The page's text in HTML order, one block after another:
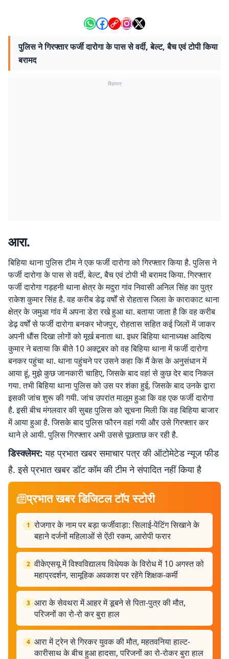
पुलिस ने गिरफ्तार फर्जी दारोगा के पास से वर्दी, बेल्ट, बैच एवं टोपी किया
बरामद
विज्ञापन
आरा.
बिहिया थाना पुलिस टीम ने एक फर्जी दारोगा को गिरफ्तार किया है. पुलिस ने
फर्जी दारोगा के पास से वर्दी, बेल्ट, बैच एवं टोपी भी बरामद किया. गिरफ्तार
फर्जी दारोगा गड़हनी थाना क्षेत्र के मदुरा गांव निवासी अनिल सिंह का पुत्र
राकेश कुमार सिंह है. वह करीब डेढ़ वर्षों से रोहतास जिला के काराकाट थाना
क्षेत्र के जमुआ गांव में अपना डेरा रखे हुआ था. बताया जाता है कि वह करीब
डेढ़ वर्षों से फर्जी दारोगा बनकर भोजपुर, रोहतास सहित कई जिलों में जाकर
अपनी धौंस दिखा लोगों को मूर्ख बनाता था. इधर बिहिया थानाध्यक्ष आदित्य
कुमार ने बताया कि बीते 10 अक्टूबर को वह बिहिया थाना में फर्जी दारोगा
बनकर पहुंचा था. थाना पहुंचने पर उसने कहा कि मैं केस के अनुसंधान में
आया हूं, मुझे कुछ जानकारी चाहिए, जिसके बाद वहां से कुछ देर बाद निकल
गया. तभी बिहिया थाना पुलिस को उस पर शंका हुई, जिसके बाद उनके द्वारा
इसकी जांच शुरू की गयी. जांच उपरांत मालूम हुआ कि वह एक फर्जी दारोगा
है. इसी बीच मंगलवार की सुबह पुलिस को सूचना मिली कि वह बिहिया बाजार
में आया हुआ है. जिसके बाद पुलिस फौरन वहां गयी और उसे गिरफ्तार कर
थाने ले आयी. पुलिस गिरफ्तार अभी उससे पूछताछ कर रही है.
डिस्क्लेमर: यह प्रभात खबर समाचार पत्र की ऑटोमेटेड न्यूज फीड
है. इसे प्रभात खबर डॉट कॉम की टीम ने संपादित नहीं किया है
प्रभात खबर डिजिटल टॉप स्टोरी
1 रोजगार के नाम पर बड़ा फर्जीवाड़ा: सिलाई-पेंटिंग सिखाने के
बहाने दर्जनों महिलाओं से ऐंठी रकम, आरोपी फरार
2 वीकेएसयू में विश्वविद्यालय विधेयक के विरोध में 10 अगस्त को
महाप्रदर्शन, सामूहिक अवकाश पर रहेंगे शिक्षक-कर्मी
3 आरा के सेवथरा में आहर में डूबने से पिता-पुत्र की मौत,
परिजनों का रो-रो कर बुरा हाल
4 आरा में ट्रेन से गिरकर युवक की मौत, महतवनिया हाल्ट-
कारीसाथ के बीच हुआ हादसा, परिजनों का रो-रोकर बुरा हाल